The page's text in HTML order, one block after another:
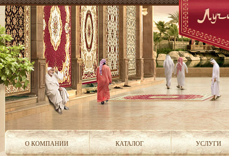
О КОМПАНИИ КАТАЛОГ УСЛУГИ